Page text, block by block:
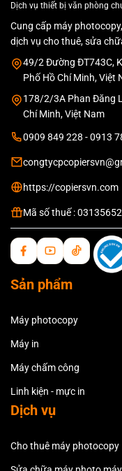
Dịch vụ thiết bị văn phòng
Cung cấp máy
dịch vụ cho thuê, sửa
49/2 Đường ĐT743C,
Phố Hồ Chí Minh, Việt
178/2/3A Phan Đăng
Chí Minh, Việt Nam
0909 849 228 - 0913
https://copiersvn.com
Mã số thuế :
Sản phẩm
Máy photocopy
Máy in
Máy chấm công
Linh kiện - mực in
Dịch vụ
Cho thuê máy photocopy